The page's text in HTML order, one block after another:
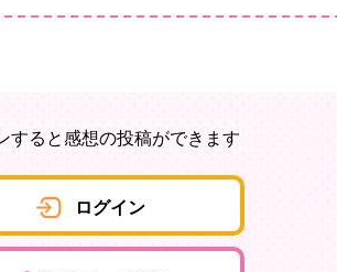
すると感想の投稿ができます
ログイン